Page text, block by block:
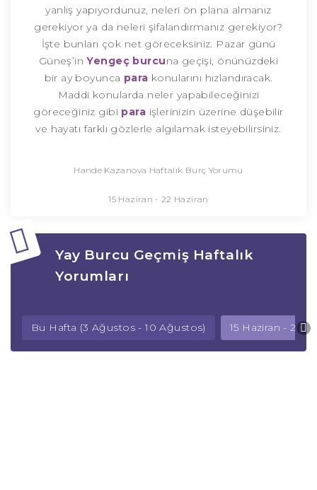
yanlış yapıyordunuz, neleri ön plana almanız
gerekiyor ya da neleri şifalandırmanız gerekiyor?
İşte bunları çok net göreceksiniz. Pazar günü
Güneş’inYengeç burcuna geçişi, önünüzdeki
bir ay boyunca para konularını hızlandıracak.
Maddi konularda neler yapabileceğinizi
göreceğiniz gibi para işlerinizin üzerine düşebilir
ve hayatı farklı gözlerle algılamak isteyebilirsiniz.
Hande Kazanova Haftalık Burç Yorumu
15 Haziran - 22 Haziran
Yay Burcu Geçmiş Haftalık
Yorumları
Bu Hafta (3 Ağustos - 10 Ağustos) 15 Haziran - 22